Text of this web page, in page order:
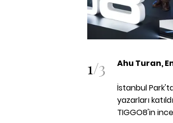
1/3 Ahu Turan,
İstanbul
yazarları
TIGGO8'in